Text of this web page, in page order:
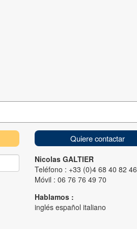
Quiere contactar
Nicolas GALTIER
Teléfono : +33 (0)4 68 40 82 46
Móvil : 06 76 76 49 70
Hablamos :
inglés español italiano